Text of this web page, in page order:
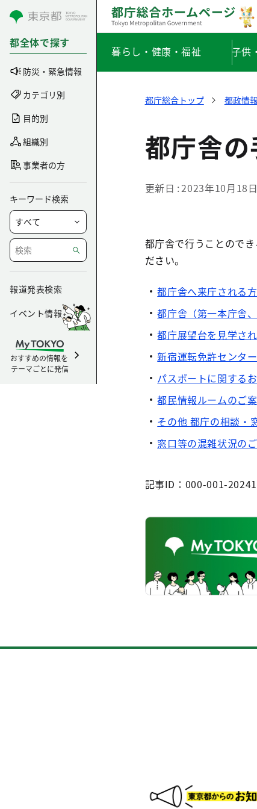
コンテンツにスキップ
都全体で探す
防災・緊急情報
カテゴリ別
目的別
組織別
事業者の方
キーワード検索
報道発表検索
イベント情報
おすすめの情報を
テーマごとに発信
暮らし・健康・福祉 子供
都庁総合トップ 都政情報
都庁舎
更新日 2023年10月18日
都庁舎で行うことので
ださい。
都庁舎へ来庁される方
都庁舎（第一本庁舎
都庁展望台を見学さ
新宿運転免許センタ
パスポートに関する
都民情報ルームのご
その他 都庁の相談・
窓口等の混雑状況の
記事ID：000-001-